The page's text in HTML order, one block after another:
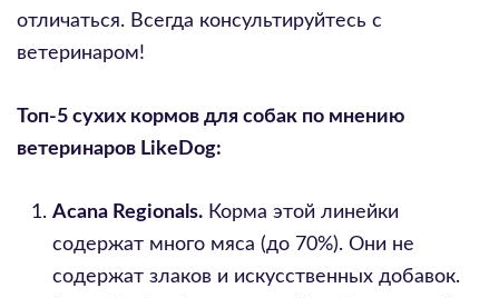
отличаться. Всегда консультируйтесь с
ветеринаром!
Топ-5 сухих кормов для собак по мнению
ветеринаров LikeDog:
Acana Regionals. Корма этой линейки
содержат много мяса (до 70%). Они не
содержат злаков и искусственных добавок.